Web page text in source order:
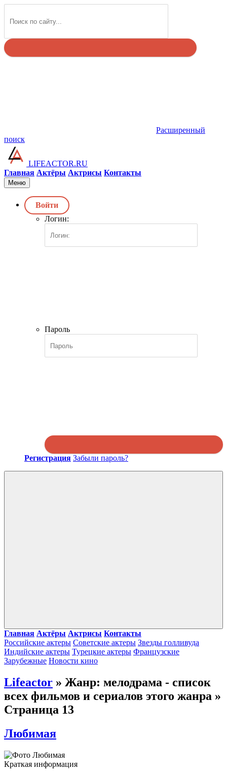
Расширенный
поиск
LIFEACTOR.RU
Главная Актёры Актрисы Контакты
Меню
Войти
Логин:
Пароль
Регистрация Забыли пароль?
Главная Актёры Актрисы Контакты
Российские актеры Советские актеры Звезды голливуда
Индийские актеры Турецкие актеры Французские
Зарубежные Новости кино
Lifeactor » Жанр: мелодрама - список
всех фильмов и сериалов этого жанра »
Страница 13
Любимая
Краткая информация